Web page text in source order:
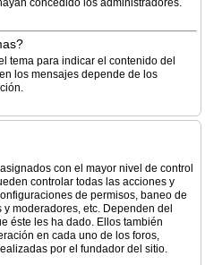
concedido los administradores.
tema para indicar el contenido del
los mensajes depende de los
con el mayor nivel de control
controlar todas las acciones y
de permisos, baneo de
moderadores, etc. Dependen del
éste les ha dado. Ellos también
en cada uno de los foros,
por el fundador del sitio.